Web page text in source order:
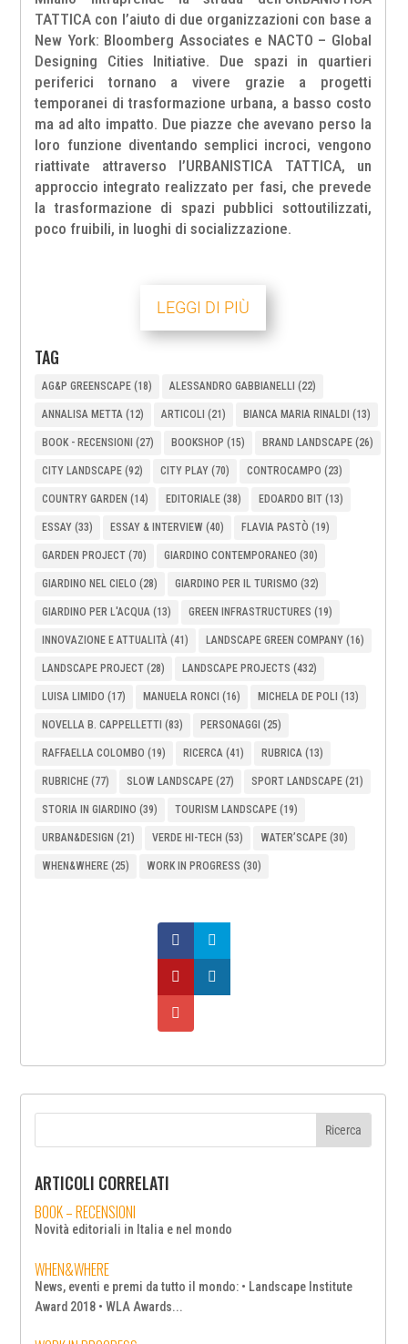
TATTICA con l’aiuto di due organizzazioni con base a
New York: Bloomberg Associates e NACTO – Global
Designing Cities Initiative. Due spazi in quartieri
periferici tornano a vivere grazie a progetti
temporanei di trasformazione urbana, a basso costo
ma ad alto impatto. Due piazze che avevano perso la
loro funzione diventando semplici incroci, vengono
riattivate attraverso l’URBANISTICA TATTICA, un
approccio integrato realizzato per fasi, che prevede
la trasformazione di spazi pubblici sottoutilizzati,
poco fruibili, in luoghi di socializzazione.
LEGGI DI PIÙ
TAG
AG&P GREENSCAPE (18) ALESSANDRO GABBIANELLI (22)
ANNALISA METTA (12) ARTICOLI (21) BIANCA MARIA RINALDI (13)
BOOK - RECENSIONI (27) BOOKSHOP (15) BRAND LANDSCAPE (26)
CITY LANDSCAPE (92) CITY PLAY (70) CONTROCAMPO (23)
COUNTRY GARDEN (14) EDITORIALE (38) EDOARDO BIT (13)
ESSAY (33) ESSAY & INTERVIEW (40) FLAVIA PASTÒ (19)
GARDEN PROJECT (70) GIARDINO CONTEMPORANEO (30)
GIARDINO NEL CIELO (28) GIARDINO PER IL TURISMO (32)
GIARDINO PER L'ACQUA (13) GREEN INFRASTRUCTURES (19)
INNOVAZIONE E ATTUALITÀ (41) LANDSCAPE GREEN COMPANY (16)
LANDSCAPE PROJECT (28) LANDSCAPE PROJECTS (432)
LUISA LIMIDO (17) MANUELA RONCI (16) MICHELA DE POLI (13)
NOVELLA B. CAPPELLETTI (83) PERSONAGGI (25)
RAFFAELLA COLOMBO (19) RICERCA (41) RUBRICA (13)
RUBRICHE (77) SLOW LANDSCAPE (27) SPORT LANDSCAPE (21)
STORIA IN GIARDINO (39) TOURISM LANDSCAPE (19)
URBAN&DESIGN (21) VERDE HI-TECH (53) WATER’SCAPE (30)
WHEN&WHERE (25) WORK IN PROGRESS (30)
ARTICOLI CORRELATI
BOOK – RECENSIONI
Novità editoriali in Italia e nel mondo
WHEN&WHERE
News, eventi e premi da tutto il mondo: • Landscape Institute
Award 2018 • WLA Awards...